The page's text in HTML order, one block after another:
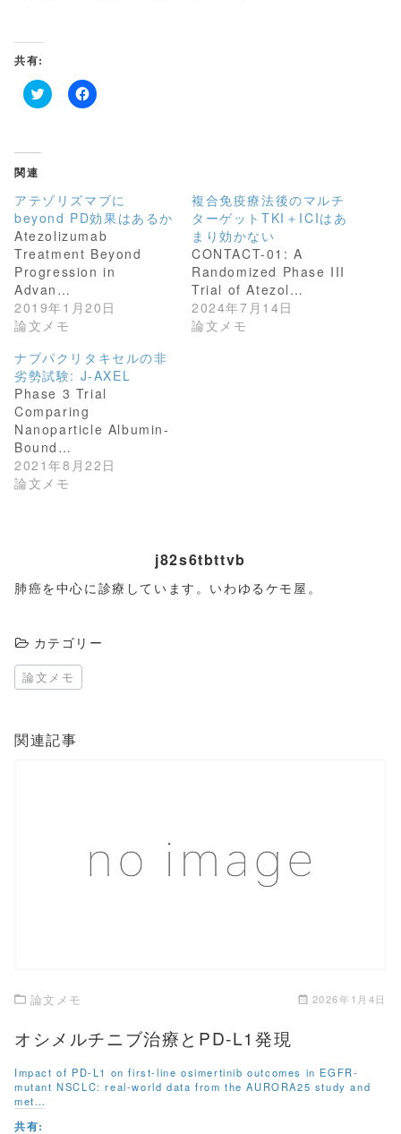
共有:
ク
し
て
T
i
t
t
e
で
共
有
(
新
し
い
ィ
ン
ド
ウ
で
開
き
ま
す
)
F
で
共
有
す
る
に
は
ク
ッ
ク
く
だ
さ
い
(
新
し
い
ィ
ン
関連
アテゾリズマブに
beyond PD効果はあるか
Atezolizumab
Treatment Beyond
Progression in
Advan…
2019年1月20日
論文メモ
複合免疫療法後のマルチ
ターゲットTKI＋ICIはあ
まり効かない
CONTACT-01: A
Randomized Phase III
Trial of Atezol…
2024年7月14日
論文メモ
ナブパクリタキセルの非
劣勢試験: J-AXEL
Phase 3 Trial
Comparing
Nanoparticle Albumin-
Bound…
2021年8月22日
論文メモ
j82s6tbttvb
肺癌を中心に診療しています。いわゆるケモ屋。
カテゴリー
論文メモ
関連記事
この記事を読む
論文メモ 2026年1月4日
オシメルチニブ治療とPD-L1発現
Impact of PD-L1 on first-line osimertinib outcomes in EGFR-
mutant NSCLC: real-world data from the AURORA25 study and
met…
共有: